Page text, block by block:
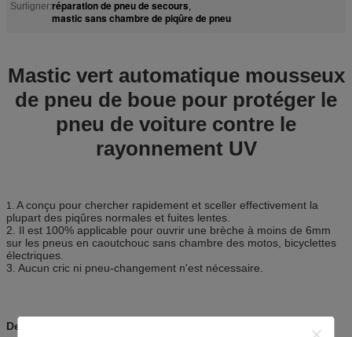
Surligner:réparation de pneu de secours,
mastic sans chambre de piqûre de pneu
Mastic vert automatique mousseux
de pneu de boue pour protéger le
pneu de voiture contre le
rayonnement UV
1. A conçu pour chercher rapidement et sceller effectivement la
plupart des piqûres normales et fuites lentes.
2. Il est 100% applicable pour ouvrir une brèche à moins de 6mm
sur les pneus en caoutchouc sans chambre des motos, bicyclettes
électriques.
3. Aucun cric ni pneu-changement n'est nécessaire.
Description :